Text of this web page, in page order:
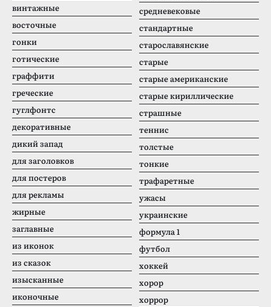
винтажные
восточные
гонки
готические
граффити
греческие
гуглфонтс
декоративные
дикий запад
для заголовков
для постеров
для рекламы
жирные
заглавные
из иконок
из сказок
изысканные
иконочные
средневековые
стандартные
старославянские
старые
старые американские
старые кириллические
страшные
теннис
толстые
тонкие
трафаретные
ужасы
украинские
формула 1
футбол
хоккей
хорор
хоррор